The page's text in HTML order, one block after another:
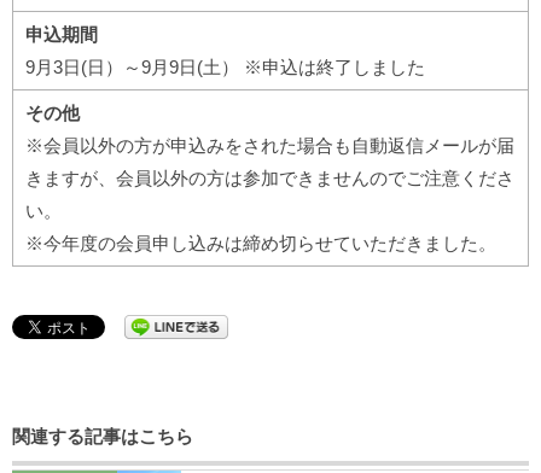
申込期間
9月3日(日）～9月9日(土） ※申込は終了しました
その他
※会員以外の方が申込みをされた場合も自動返信メールが届
きますが、会員以外の方は参加できませんのでご注意くださ
い。
※今年度の会員申し込みは締め切らせていただきました。
関連する記事はこちら